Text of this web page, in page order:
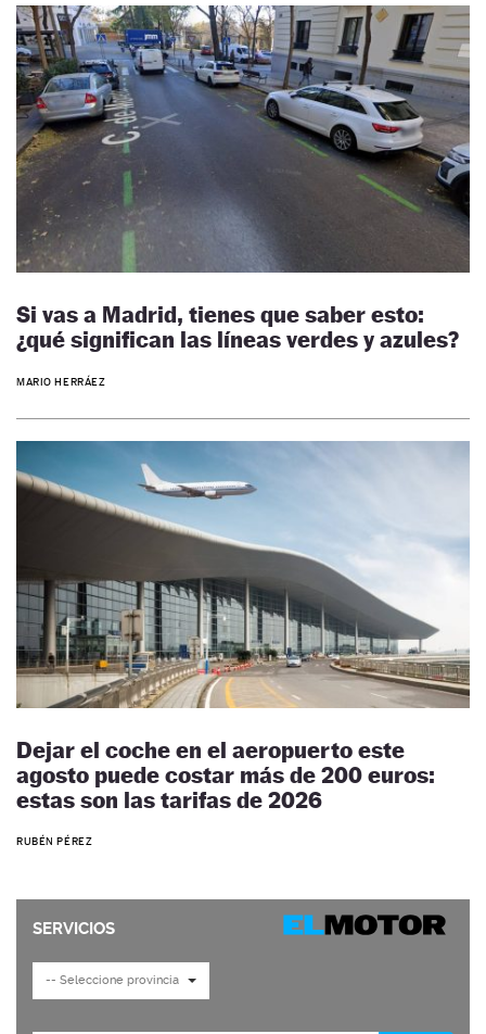
Si vas a Madrid, tienes que saber esto:
¿qué significan las líneas verdes y azules?
MARIO HERRÁEZ
Dejar el coche en el aeropuerto este
agosto puede costar más de 200 euros:
estas son las tarifas de 2026
RUBÉN PÉREZ